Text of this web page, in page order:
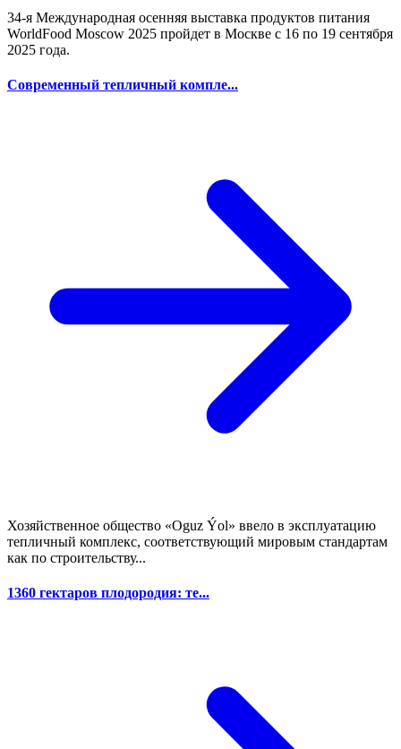
34-я Международная осенняя выставка продуктов питания
WorldFood Moscow 2025 пройдет в Москве с 16 по 19 сентября
2025 года.
Современный тепличный компле...
Хозяйственное общество «Oguz Ýol» ввело в эксплуатацию
тепличный комплекс, соответствующий мировым стандартам
как по строительству...
1360 гектаров плодородия: те...